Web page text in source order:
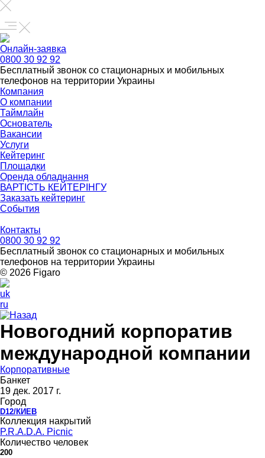
Онлайн-заявка
0800 30 92 92
Бесплатный звонок со стационарных и мобильных
телефонов на территории Украины
Компания
О компании
Таймлайн
Основатель
Вакансии
Услуги
Кейтеринг
Площадки
Оренда обладнання
ВАРТІСТЬ КЕЙТЕРІНГУ
Заказать кейтеринг
События
Контакты
0800 30 92 92
Бесплатный звонок со стационарных и мобильных
телефонов на территории Украины
© 2026 Figarо
uk
ru
Назад
Новогодний корпоратив
международной компании
Корпоративные
Банкет
19 дек. 2017 г.
Город
D12/КИЕВ
Коллекция накрытий
P.R.A.D.A. Picnic
Количество человек
200